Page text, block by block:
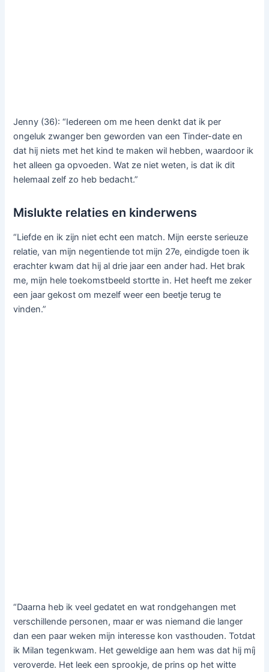
Jenny (36): “Iedereen om me heen denkt dat ik per
ongeluk zwanger ben geworden van een Tinder-date en
dat hij niets met het kind te maken wil hebben, waardoor ik
het alleen ga opvoeden. Wat ze niet weten, is dat ik dit
helemaal zelf zo heb bedacht.”
Mislukte relaties en kinderwens
“Liefde en ik zijn niet echt een match. Mijn eerste serieuze
relatie, van mijn negentiende tot mijn 27e, eindigde toen ik
erachter kwam dat hij al drie jaar een ander had. Het brak
me, mijn hele toekomstbeeld stortte in. Het heeft me zeker
een jaar gekost om mezelf weer een beetje terug te
vinden.”
“Daarna heb ik veel gedatet en wat rondgehangen met
verschillende personen, maar er was niemand die langer
dan een paar weken mijn interesse kon vasthouden. Totdat
ik Milan tegenkwam. Het geweldige aan hem was dat hij míj
veroverde. Het leek een sprookje, de prins op het witte